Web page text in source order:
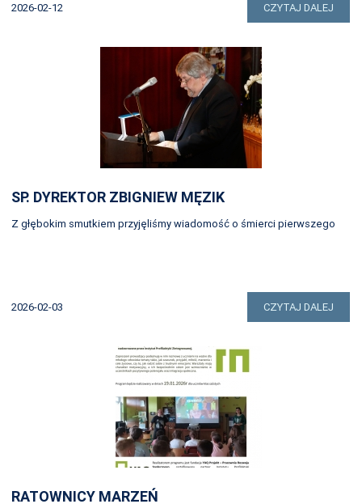
2026-02-12 CZYTAJ DALEJ
SP. DYREKTOR ZBIGNIEW MĘZIK
Z głębokim smutkiem przyjęliśmy wiadomość o śmierci pierwszego
2026-02-03 CZYTAJ DALEJ
RATOWNICY MARZEŃ